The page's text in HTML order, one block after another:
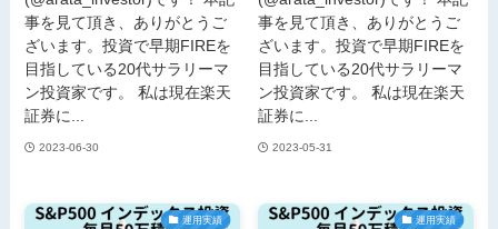
事を見て頂き、ありがとうご
ざいます。投資で早期FIREを
目指している20代サラリーマ
ン投資家です。 私は現在楽天
証券に...
2023-06-30
事を見て頂き、ありがとうご
ざいます。投資で早期FIREを
目指している20代サラリーマ
ン投資家です。 私は現在楽天
証券に...
2023-05-31
運用実績 運用実績